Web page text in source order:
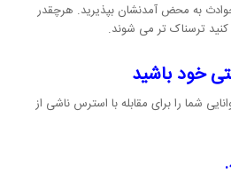
به محض آمدنشان بپذیرید. هرچقدر
ترسناک تر می شوند.
شما را برای مقابله با استرس ناشی از